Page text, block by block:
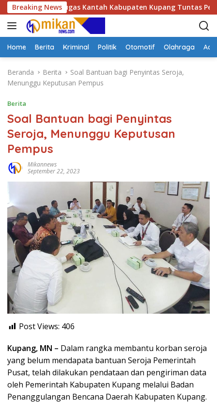
a
g
u
Breaking News
Petugas Kantah Kabupaten Kupang Tuntas Periksa 506
Home Berita Kriminal Politik Otomotif Olahraga
Beranda Berita
Soal Bantuan bagi Penyintas Seroja,
Menunggu Keputusan Pempus
Berita
Soal Bantuan bagi Penyintas
Seroja, Menunggu Keputusan
Pempus
Mikannews
September 22, 2023
Post Views: 406
Kupang, MN – Dalam rangka membantu korban seroja
yang belum mendapata bantuan Seroja Pemerintah
Pusat, telah dilakukan pendataan dan pengiriman data
oleh Pemerintah Kabupaten Kupang melalui Badan
Penanggulangan Bencana Daerah Kabupaten Kupang.